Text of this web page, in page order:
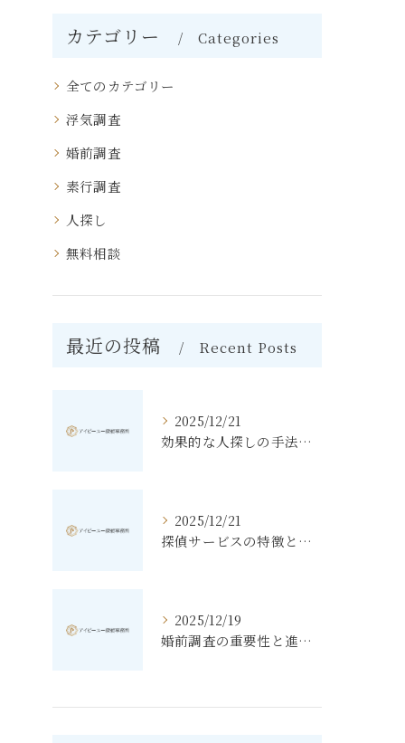
カテゴリー Categories
全てのカテゴリー
浮気調査
婚前調査
素行調査
人探し
無料相談
最近の投稿 Recent Posts
2025/12/21
効果的な人探しの手法とその秘訣
2025/12/21
探偵サービスの特徴と無料相談の利点
2025/12/19
婚前調査の重要性と進め方